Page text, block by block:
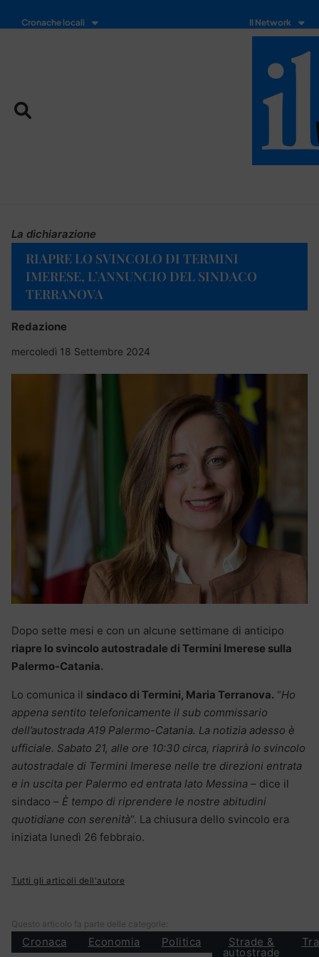
Cronache locali Il Network
La dichiarazione
RIAPRE LO SVINCOLO DI TERMINI
IMERESE, L’ANNUNCIO DEL SINDACO
TERRANOVA
Redazione
mercoledì 18 Settembre 2024
Dopo sette mesi e con un alcune settimane di anticipo
riapre lo svincolo autostradale di Termini Imerese sulla
Palermo-Catania.
Lo comunica il sindaco di Termini, Maria Terranova. “Ho
appena sentito telefonicamente il sub commissario
dell’autostrada A19 Palermo-Catania. La notizia adesso è
ufficiale. Sabato 21, alle ore 10:30 circa, riaprirà lo svincolo
autostradale di Termini Imerese nelle tre direzioni entrata
e in uscita per Palermo ed entrata lato Messina – dice il
sindaco – È tempo di riprendere le nostre abitudini
quotidiane con serenità“. La chiusura dello svincolo era
iniziata lunedì 26 febbraio.
Tutti gli articoli dell'autore
Questo articolo fa parte delle categorie:
Cronaca Economia Politica Strade &
autostrade